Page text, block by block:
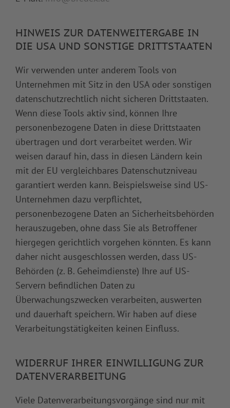
HINWEIS ZUR DATENWEITERGABE IN
DIE USA UND SONSTIGE DRITTSTAATEN
Wir verwenden unter anderem Tools von
Unternehmen mit Sitz in den USA oder sonstigen
datenschutzrechtlich nicht sicheren Drittstaaten.
Wenn diese Tools aktiv sind, können Ihre
personenbezogene Daten in diese Drittstaaten
übertragen und dort verarbeitet werden. Wir
weisen darauf hin, dass in diesen Ländern kein
mit der EU vergleichbares Datenschutzniveau
garantiert werden kann. Beispielsweise sind US-
Unternehmen dazu verpflichtet,
personenbezogene Daten an Sicherheitsbehörden
herauszugeben, ohne dass Sie als Betroffener
hiergegen gerichtlich vorgehen könnten. Es kann
daher nicht ausgeschlossen werden, dass US-
Behörden (z. B. Geheimdienste) Ihre auf US-
Servern befindlichen Daten zu
Überwachungszwecken verarbeiten, auswerten
und dauerhaft speichern. Wir haben auf diese
Verarbeitungstätigkeiten keinen Einfluss.
WIDERRUF IHRER EINWILLIGUNG ZUR
DATENVERARBEITUNG
Viele Datenverarbeitungsvorgänge sind nur mit